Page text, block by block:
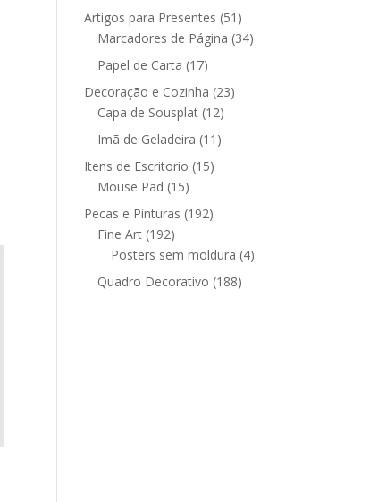
produtos
Artigos para Presentes 51 51
produtos
Marcadores de Página 3434
Papel de Carta 1717
produtos
Decoração e Cozinha 2323
Capa de Sousplat 1212
produtos
Imã de Geladeira 11 11
Itens de Escritorio 1515
Mouse Pad 1515
produtos
Pecas e Pinturas 192192
Fine Art 192192
produtos
Posters sem moldura 44
Quadro Decorativo 188188